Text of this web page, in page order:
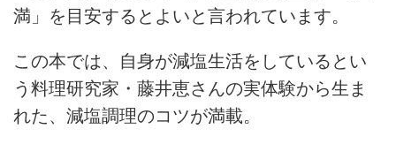
満」を目安するとよいと言われています。
この本では、自身が減塩生活をしているとい
う料理研究家・藤井恵さんの実体験から生ま
れた、減塩調理のコツが満載。